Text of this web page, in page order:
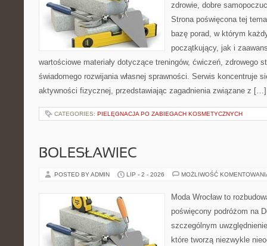
zdrowie, dobre
Strona poświęcona tej
bazę porad, w którym
początkujący, jak i
wartościowe materiały dotyczące treningów, ćwiczeń, zdrowego
świadomego rozwijania własnej sprawności. Serwis koncentruje
aktywności fizycznej, przedstawiając zagadnienia związane z […]
CATEGORIES: PIELĘGNACJA PO ZABIEGACH KOSMETYCZNYCH
BOLESŁAWIEC
POSTED BY ADMIN LIP - 2 - 2026 MOŻLIWOŚĆ
Moda Wrocław to
poświęcony podróżom na
szczególnym
które tworzą niezwykle